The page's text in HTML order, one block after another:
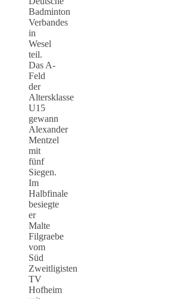
Badminton
Verbandes
in
Wesel
teil.
Das A-
Feld
der
Altersklasse
U15
gewann
Alexander
Mentzel
mit
fünf
Siegen.
Im
Halbfinale
besiegte
er
Malte
Filgraebe
vom
Süd
Zweitligisten
TV
Hofheim